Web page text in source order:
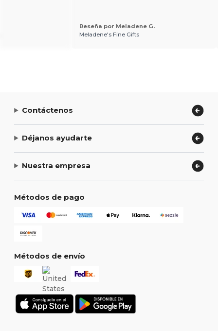
Reseña por Meladene G.
Meladene's Fine Gifts
Contáctenos
Déjanos ayudarte
Nuestra empresa
Métodos de pago
Métodos de envío